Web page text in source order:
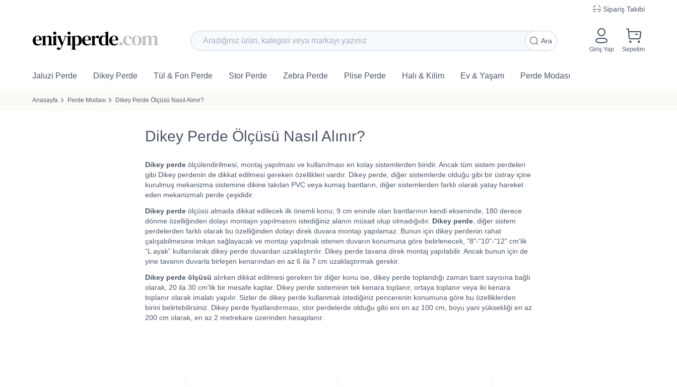
Sipariş Takibi
Giriş Yap Sepetim
Ara
Jaluzi Perde Dikey Perde Tül & Fon Perde Stor Perde Zebra Perde Plise Perde Halı & Kilim Ev & Yaşam Perde Modası
Anasayfa Perde Modası Dikey Perde Ölçüsü Nasıl Alınır?
Dikey Perde Ölçüsü Nasıl Alınır?
Dikey perde ölçülendirilmesi, montaj yapılması ve kullanılması en kolay sistemlerden biridir. Ancak tüm sistem perdeleri
gibi Dikey perdenin de dikkat edilmesi gereken özellikleri vardır. Dikey perde, diğer sistemlerde olduğu gibi bir üstray içine
kurulmuş mekanizma sistemine dikine takılan PVC veya kumaş bantların, diğer sistemlerden farklı olarak yatay hareket
eden mekanizmalı perde çeşididir.
Dikey perde ölçüsü almada dikkat edilecek ilk önemli konu; 9 cm eninde olan bantlarının kendi ekseninde, 180 derece
dönme özelliğinden dolayı montajın yapılmasını istediğiniz alanın müsait olup olmadığıdır. Dikey perde , diğer sistem
perdelerden farklı olarak bu özelliğinden dolayı direk duvara montajı yapılamaz. Bunun için dikey perdenin rahat
çalışabilmesine imkan sağlayacak ve montajı yapılmak istenen duvarın konumuna göre belirlenecek, "8"-"10"-"12" cm'lik
“L ayak” kullanılarak dikey perde duvardan uzaklaştırılır. Dikey perde tavana direk montaj yapılabilir. Ancak bunun için de
yine tavanın duvarla birleşen kenarından en az 6 ila 7 cm uzaklaştırmak gerekir.
Dikey perde ölçüsü alırken dikkat edilmesi gereken bir diğer konu ise, dikey perde toplandığı zaman bant sayısına bağlı
olarak, 20 ila 30 cm'lik bir mesafe kaplar. Dikey perde sisteminin tek kenara toplanır, ortaya toplanır veya iki kenara
toplanır olarak imalatı yapılır. Sizler de dikey perde kullanmak istediğiniz pencerenin konumuna göre bu özelliklerden
birini belirtebilirsiniz. Dikey perde fiyatlandırması, stor perdelerde olduğu gibi eni en az 100 cm, boyu yani yüksekliği en az
200 cm olarak, en az 2 metrekare üzerinden hesaplanır.